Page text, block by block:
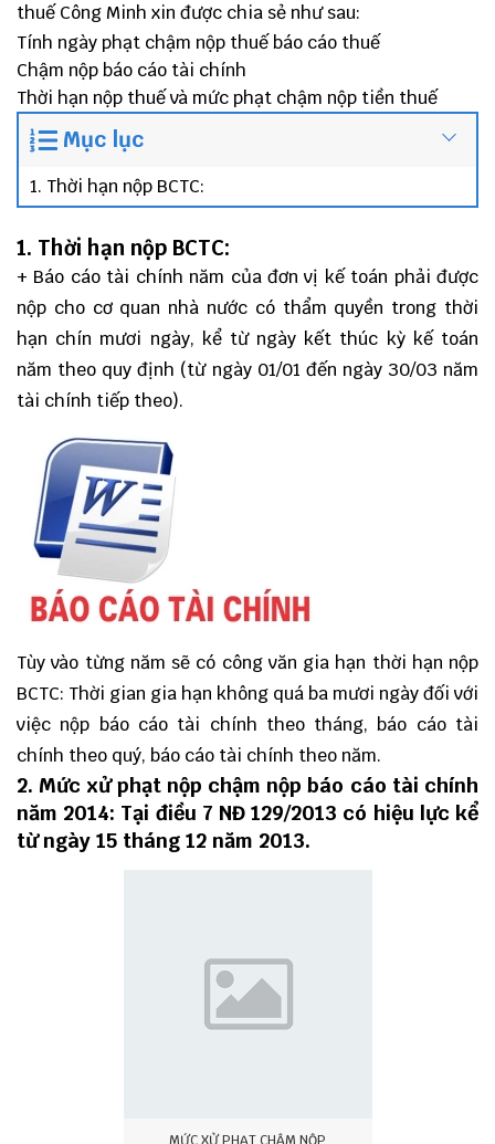
thuế Công Minh xin được chia sẻ như sau:
Tính ngày phạt chậm nộp thuế báo cáo thuế
Chậm nộp báo cáo tài chính
Thời hạn nộp thuế và mức phạt chậm nộp tiền thuế
Mục lục
1. Thời hạn nộp BCTC:
1. Thời hạn nộp BCTC:
+ Báo cáo tài chính năm của đơn vị kế toán phải được
nộp cho cơ quan nhà nước có thẩm quyền trong thời
hạn chín mươi ngày, kể từ ngày kết thúc kỳ kế toán
năm theo quy định (từ ngày 01/01 đến ngày 30/03 năm
tài chính tiếp theo).
Tùy vào từng năm sẽ có công văn gia hạn thời hạn nộp
BCTC: Thời gian gia hạn không quá ba mươi ngày đối với
việc nộp báo cáo tài chính theo tháng, báo cáo tài
chính theo quý, báo cáo tài chính theo năm.
2. Mức xử phạt nộp chậm nộp báo cáo tài chính
năm 2014: Tại điều 7 NĐ 129/2013 có hiệu lực kể
từ ngày 15 tháng 12 năm 2013.
MỨC XỬ PHẠT CHẬM NỘP